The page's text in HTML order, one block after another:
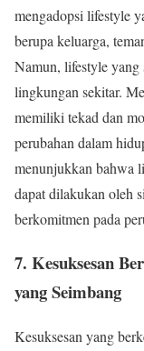
mengadopsi lifestyle
berupa keluarga,
Namun, lifestyle yang
lingkungan sekitar.
memiliki tekad dan
perubahan dalam
menunjukkan bahwa
dapat dilakukan oleh
berkomitmen pada
7. Kesuksesan
yang Seimbang
Kesuksesan yang